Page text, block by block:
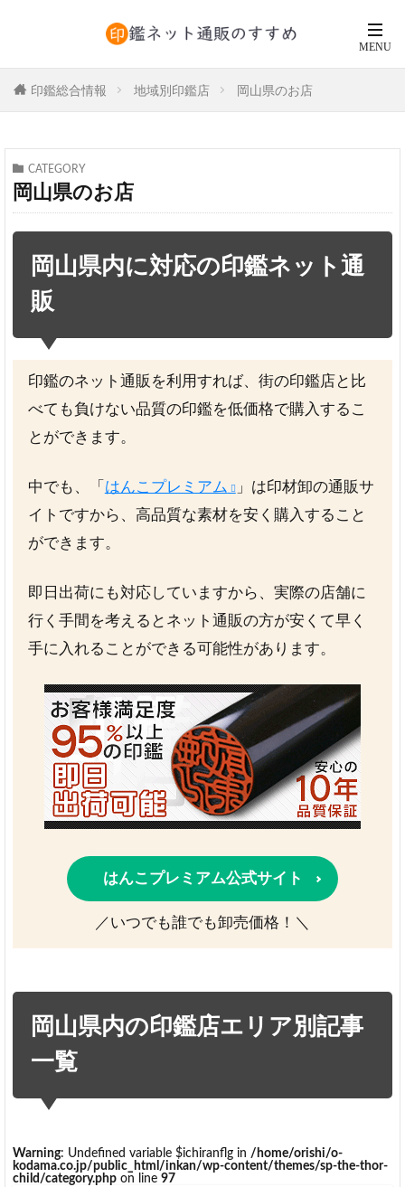
印鑑総合情報 地域別印鑑店 岡山県のお店
CATEGORY
岡山県のお店
岡山県内に対応の印鑑ネット通
販
印鑑のネット通販を利用すれば、街の印鑑店と比
べても負けない品質の印鑑を低価格で購入するこ
とができます。
中でも、「 はんこプレミアム
」は印材卸の通販サ
イトですから、高品質な素材を安く購入すること
ができます。
即日出荷にも対応していますから、実際の店舗に
行く手間を考えるとネット通販の方が安くて早く
手に入れることができる可能性があります。
はんこプレミアム公式サイト
／いつでも誰でも卸売価格！＼
岡山県内の印鑑店エリア別記事
一覧
Warning: Undefined variable $ichiranflg in /home/orishi/o-
kodama.co.jp/public_html/inkan/wp-content/themes/sp-the-thor-
child/category.php on line 97